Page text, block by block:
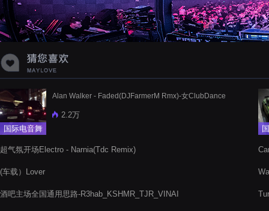
国际电音舞
Alan Walker - Faded(DJFarmerM Rmx)-女ClubDance
2.2万
超气氛开场Electro - Narnia(Tdc Remix)
(车载）Lover
酒吧主场全国通用思路-R3hab_KSHMR_TJR_VINAI